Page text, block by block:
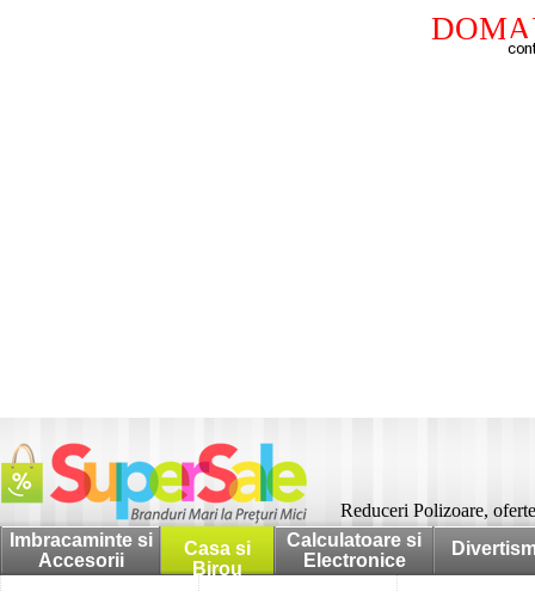
Reduceri Polizoare,
Imbracaminte si
Accesorii
Casa si
Birou
Calculatoare si
Electronice